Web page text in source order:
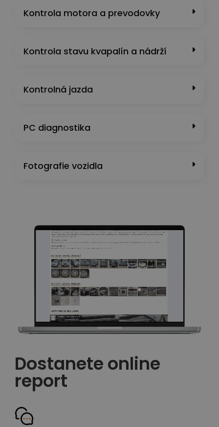
Kontrola motora a prevodovky
Kontrola stavu kvapalín a nádrží
Kontrolná jazda
PC diagnostika
Fotografie vozidla
Dostanete online
report